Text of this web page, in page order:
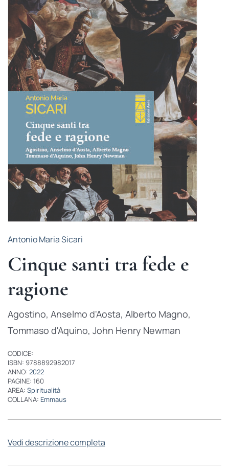
BIOGRAFIE
ATTUALITÀ
Antonio Maria Sicari
Cinque santi tra fede e
ragione
Agostino, Anselmo d'Aosta, Alberto Magno,
Tommaso d'Aquino, John Henry Newman
CODICE:
ISBN: 9788892982017
ANNO: 2022
PAGINE: 160
AREA: Spiritualità
COLLANA: Emmaus
Vedi descrizione completa